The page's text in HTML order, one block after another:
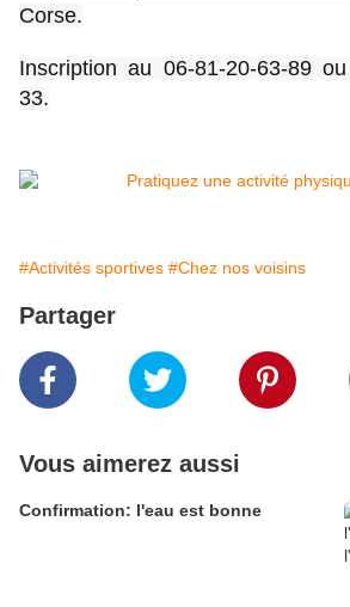
Corse.
Inscription au 06-81-20-63-89
33.
#Activités sportives #Chez nos voisins
Partager
Vous aimerez aussi
Confirmation: l'eau est bonne